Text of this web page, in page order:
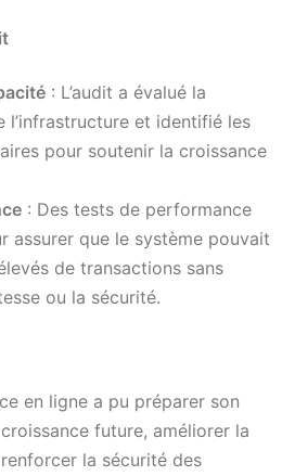
: L’audit a évalué la
l’infrastructure et identifié les
pour soutenir la croissance
: Des tests de performance
assurer que le système pouvait
de transactions sans
ou la sécurité.
en ligne a pu préparer son
future, améliorer la
la sécurité des